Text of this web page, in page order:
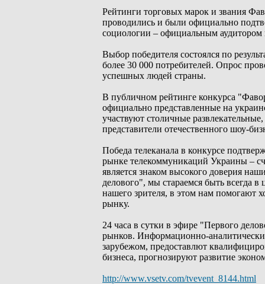
Рейтинги торговых марок и звания
проводились и были официально
социологии – официальным
Выбор победителя состоялся по
более 30 000 потребителей. Опрос
успешных людей страны.
В публичном рейтинге конкурса
официально представленные на
участвуют столичные
представители отечественного шоу-
Победа телеканала в конкурсе
рынке телекоммуникаций Украины –
является знаком высокого доверия
делового", мы стараемся быть всегда
нашего зрителя, в этом нам помогают
рынку.
24 часа в сутки в эфире "Первого
рынков. Информационно-
зарубежом, предоставлют
бизнеса, прогнозируют развитие
http://www.vsetv.com/tvevent_8144.html